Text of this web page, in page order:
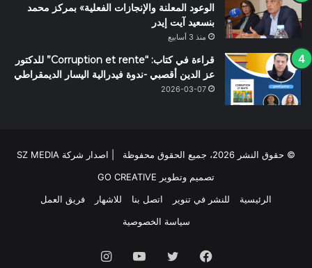
الوعود المعلنة والإنجازات الفعلية» بمركز محمد
بنسعيد آيت إيدر
منذ 3 أسابيع
قراءة في كتاب: “Corruption et rente” للدكتور
عز الدين أقصبي -ندوة فيدرالية اليسار الديمقراطي
2026-03-07
© حقوق النشر 2026، جميع الحقوق محفوظة | اصدار شركة SZ MEDIA
تصميم وتطوير GO CREATIVE
الرئيسية
للنشر في تنوير اتصل بنا للاشهار
فريق العمل
سياسة الخصوصية
فيسبوك تويتر يوتيوب